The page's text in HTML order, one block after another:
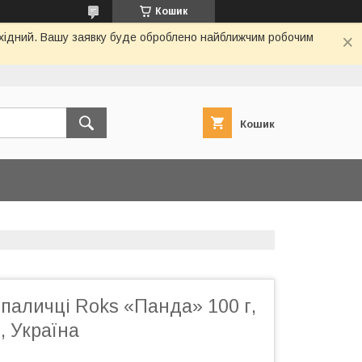
Кошик
Вашу заявку буде оброблено найближчим робочим
Кошик
Roks «Панда» 100 г,
Україна